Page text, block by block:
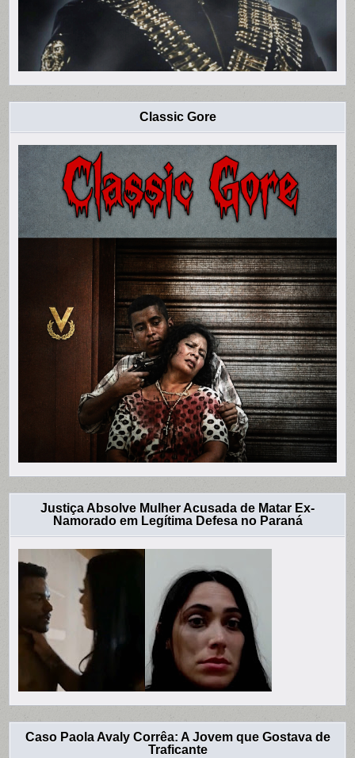
Classic Gore
Justiça Absolve Mulher Acusada de Matar Ex-
Namorado em Legítima Defesa no Paraná
Caso Paola Avaly Corrêa: A Jovem que Gostava de
Traficante